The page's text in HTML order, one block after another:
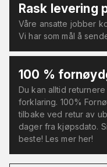
Rask levering
Våre ansatte jobber
Vi har som mål å
100 %
Du kan alltid
forklaring. 100%
tilbake ved retur av
dager fra kjøpsdato.
beste! Les mer her!